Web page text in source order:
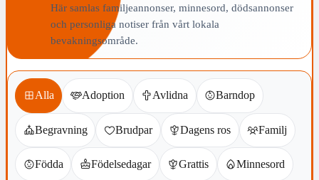
Här samlas familjeannonser, minnesord, dödsannonser
och personliga notiser från vårt lokala
bevakningsområde.
Alla Adoption Avlidna Barndop
Begravning Brudpar Dagens ros Familj
Födda Födelsedagar Grattis Minnesord